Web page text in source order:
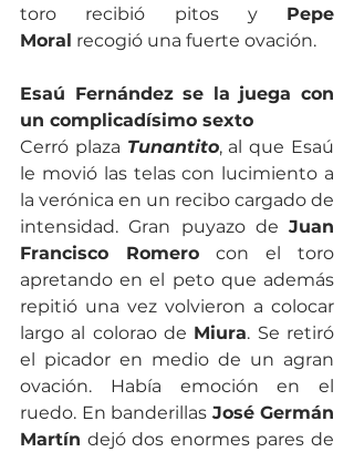
toro recibió pitos y Pepe
Moral recogió una fuerte ovación.
Esaú Fernández se la juega con
un complicadísimo sexto
Cerró plaza Tunantito, al que Esaú
le movió las telas con lucimiento a
la verónica en un recibo cargado de
intensidad. Gran puyazo de Juan
Francisco Romero con el toro
apretando en el peto que además
repitió una vez volvieron a colocar
largo al colorao de Miura. Se retiró
el picador en medio de un agran
ovación. Había emoción en el
ruedo. En banderillas José Germán
Martín dejó dos enormes pares de